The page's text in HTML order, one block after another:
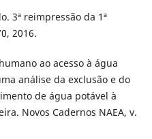
3ª reimpressão da 1ª
2016.
ao acesso à água
análise da exclusão e do
de água potável à
Novos Cadernos NAEA, v.